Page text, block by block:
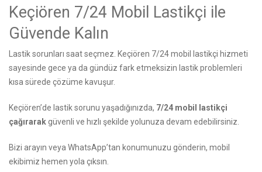
Keçiören 7/24 Mobil Lastikçi ile
Güvende Kalın
Lastik sorunları saat seçmez. Keçiören 7/24 mobil lastikçi hizmeti
sayesinde gece ya da gündüz fark etmeksizin lastik problemleri
kısa sürede çözüme kavuşur.
Keçiören’de lastik sorunu yaşadığınızda, 7/24 mobil lastikçi
çağırarakgüvenli ve hızlı şekilde yolunuza devam edebilirsiniz.
Bizi arayın veya WhatsApp’tan konumunuzu gönderin, mobil
ekibimiz hemen yola çıksın.